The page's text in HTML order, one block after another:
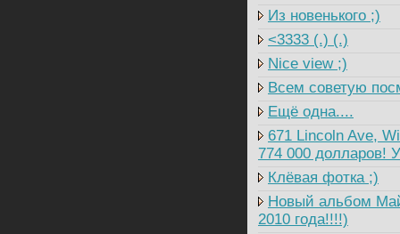
Из новенького ;)
<3333 (.) (.)
Nice view ;)
Всем советую
Ещё одна....
671 Lincoln Ave,
774 000 долларов!
Клёвая фотка ;)
Новый альбом
2010 года!!!!)